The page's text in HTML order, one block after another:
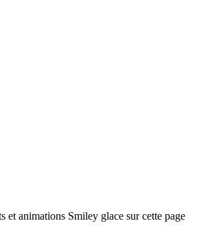
et animations Smiley glace sur cette page